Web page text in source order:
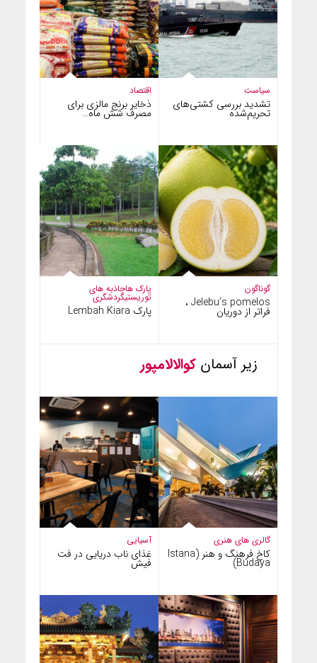
اقتصاد
ذخایر برنج مالزی برای
مصرف شش ماه…
سیاست
تشدید بررسی کشتی‌های
تحریم‌شده
پارک هاجاذبه های
توریستیگردشگری
پارک Lembah Kiara
گوناگون
Jelebu’s pomelos ،
فراتر از دوریان
زیر آسمان کوالالامپور
آسیایی
غذای ناب دریایی در فت
فیش
گالری های هنری
کاخ فرهنگ و هنر (Istana
Budaya)